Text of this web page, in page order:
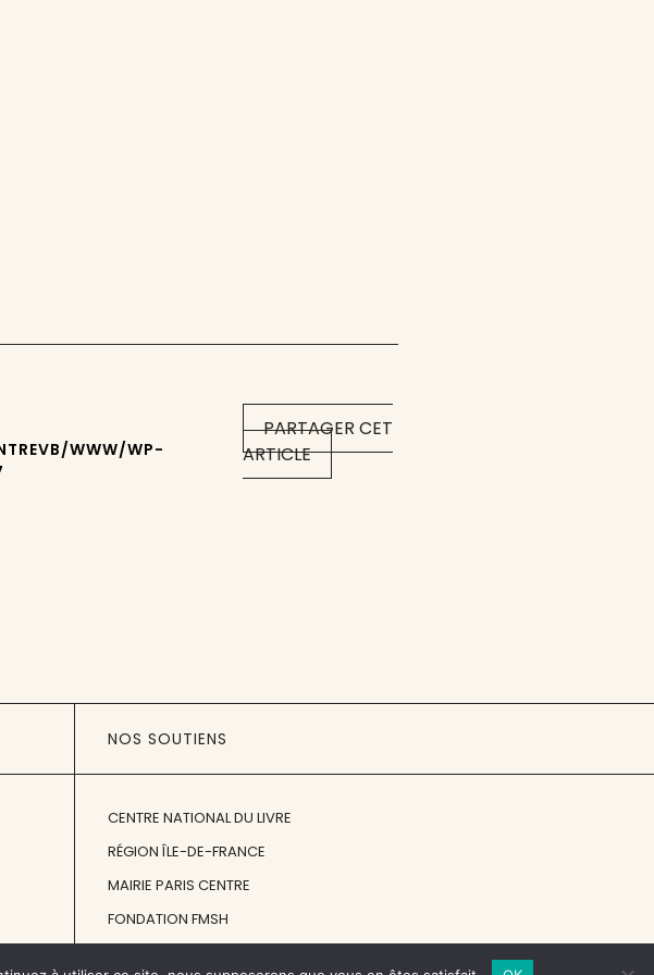
PARTAGER CET
ARTICLE
WWW/WP-
NOS SOUTIENS
CENTRE NATIONAL DU LIVRE
RÉGION ÎLE-DE-FRANCE
MAIRIE PARIS CENTRE
FONDATION FMSH